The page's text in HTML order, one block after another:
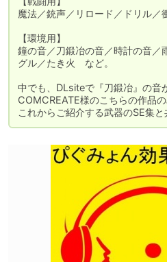
魔法／銃声／リロード／ドリル／
【環境用】
鐘の音／刀鍛冶の音／時計の音／
グル／たき火　など。
中でも、DLsiteで『刀鍛冶』の音
COMCREATE様のこちらの作品の
これからご紹介する武器のSE集